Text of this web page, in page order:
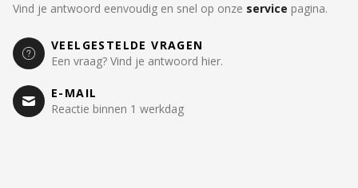
Vind je antwoord eenvoudig en snel op onze service pagina.
VEELGESTELDE VRAGEN
Een vraag? Vind je antwoord hier.
E-MAIL
Reactie binnen 1 werkdag